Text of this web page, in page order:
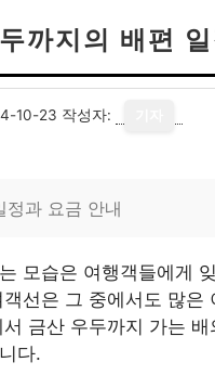
까지의 배편
10-23 작성자:
정과 요금 안내
모습은 여행객들에게
선은 그 중에서도 많은
금산 우두까지 가는
다.